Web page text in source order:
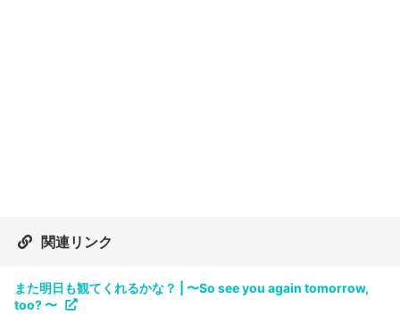
関連リンク
また明日も観てくれるかな？ | 〜So see you again tomorrow,
too? 〜